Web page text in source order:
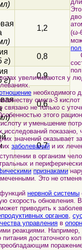
1,2
г)
0,8
г)
0,9
0,6
0,7
(ω
увеличиваются у
необходимого
омега-3
связано не только с
этого
и уменьшение
показано,
значений оказывает
заболеваний и их
в организм
и
признаками
Это не
нервной системы
скорость обновления.
приводить к
органов,
управления в
реакциями.
питания достаточного